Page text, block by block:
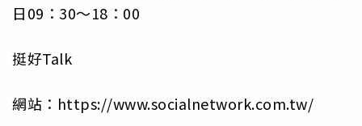
日09：30～18：00
挺好Talk
網站：https://www.socialnetwork.com.tw/